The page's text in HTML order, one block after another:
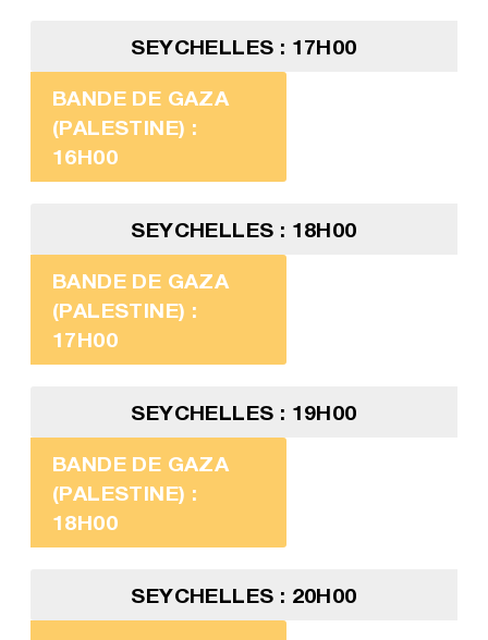
SEYCHELLES : 17H00
BANDE DE GAZA
(PALESTINE) :
16H00
SEYCHELLES : 18H00
BANDE DE GAZA
(PALESTINE) :
17H00
SEYCHELLES : 19H00
BANDE DE GAZA
(PALESTINE) :
18H00
SEYCHELLES : 20H00